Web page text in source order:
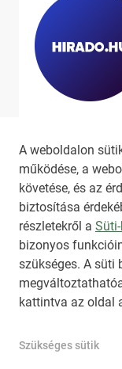
A weboldalon
működése, a
követése, és az
biztosítása
részletekről a
bizonyos
szükséges. A süti
kattintva az oldal
Szükséges sütik
látni,
oldalát!
HIRADO.HU
M4SPORT.HU
IMPRESSZUM